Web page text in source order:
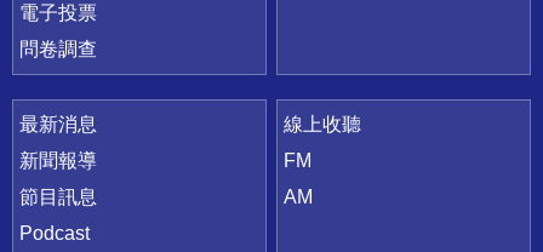
電子投票
問卷調查
最新消息
新聞報導
節目訊息
Podcast
線上收聽
FM
AM